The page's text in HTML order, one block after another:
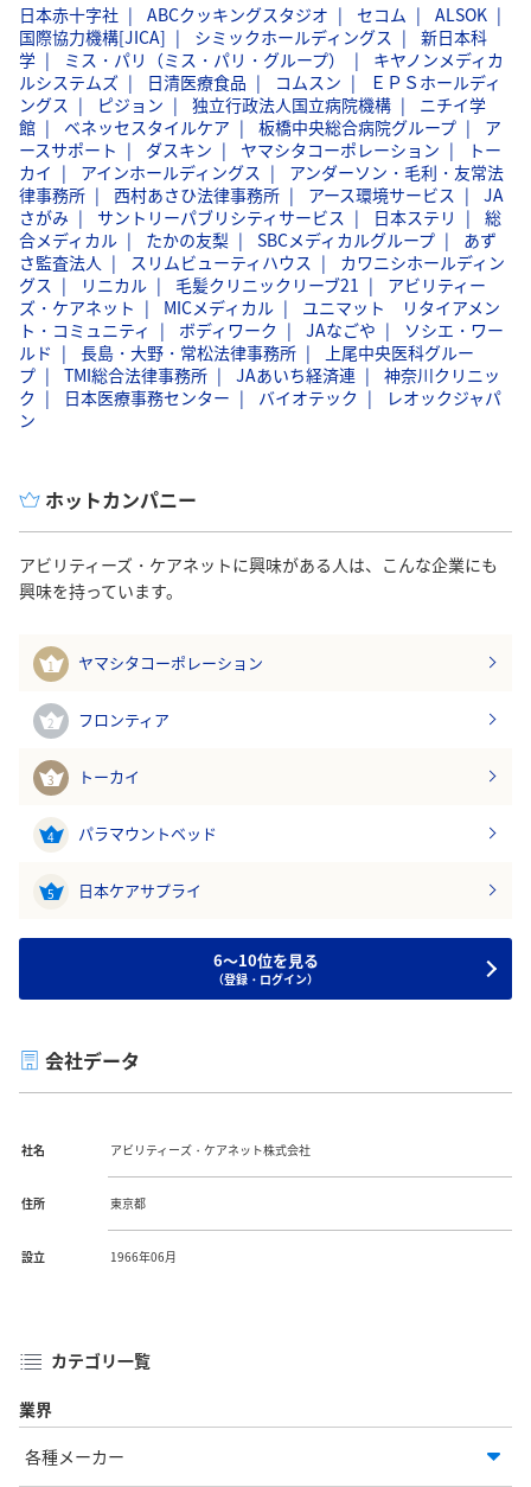
日本赤十字社 ABCクッキングスタジオ セコム
ALSOK
国際協力機構[JICA]
シミックホールディングス
新日本科
学
ミス・パリ（ミス・パリ・グループ）
キヤノンメディカ
ルシステムズ
日清医療食品 コムスン
ＥＰＳホールディ
ングス
ピジョン 独立行政法人国立病院機構
ニチイ学
館
ベネッセスタイルケア 板橋中央総合病院グループ
ア
ースサポート
ダスキン ヤマシタコーポレーション
トー
カイ
アインホールディングス
アンダーソン・毛利・友常法
律事務所
西村あさひ法律事務所 アース環境サービス
JA
さがみ
サントリーパブリシティサービス 日本ステリ
総
合メディカル
たかの友梨 SBCメディカルグループ
あず
さ監査法人
スリムビューティハウス
カワニシホールディン
グス
リニカル 毛髪クリニックリーブ21
アビリティー
ズ・ケアネット
MICメディカル
ユニマット リタイアメン
ト・コミュニティ
ボディワーク JAなごや
ソシエ・ワー
ルド
長島・大野・常松法律事務所
上尾中央医科グルー
プ
TMI総合法律事務所 JAあいち経済連
神奈川クリニッ
ク
日本医療事務センター バイオテック
レオックジャパ
ン
ホットカンパニー
アビリティーズ・ケアネットに興味がある人は、こんな企業にも
興味を持っています。
1 ヤマシタコーポレーション
2 フロンティア
3 トーカイ
4 パラマウントベッド
5 日本ケアサプライ
6～10位を見る
（登録・ログイン）
会社データ
社名 アビリティーズ・ケアネット株式会社
住所 東京都
設立 1966年06月
カテゴリ一覧
業界
各種メーカー